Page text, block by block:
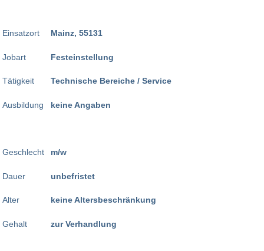
Einsatzort
Jobart
Tätigkeit
Ausbildung
Geschlecht
Dauer
Alter
Gehalt
Mainz, 55131
Festeinstellung
Technische Bereiche / Service
keine Angaben
m/w
unbefristet
keine Altersbeschränkung
zur Verhandlung